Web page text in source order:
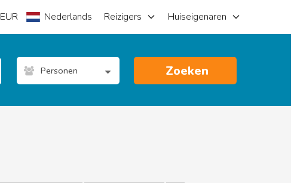
EUR Nederlands Reizigers Huiseigenaren
Personen Zoeken